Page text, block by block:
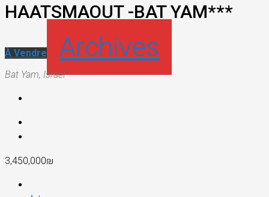
HAATSMAOUT -BAT YAM***
À Vendre Archives
Bat Yam, Israel
3,450,000₪